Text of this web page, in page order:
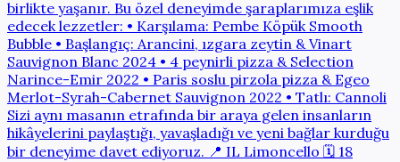
birlikte yaşanır. Bu özel deneyimde şaraplarımıza eşlik
edecek lezzetler: • Karşılama: Pembe Köpük Smooth
Bubble • Başlangıç: Arancini, ızgara zeytin & Vinart
Sauvignon Blanc 2024 • 4 peynirli pizza & Selection
Narince-Emir 2022 • Paris soslu pirzola pizza & Egeo
Merlot-Syrah-Cabernet Sauvignon 2022 • Tatlı: Cannoli
Sizi aynı masanın etrafında bir araya gelen insanların
hikâyelerini paylaştığı, yavaşladığı ve yeni bağlar kurduğu
bir deneyime davet ediyoruz. 📍 IL Limoncello 🗓️ 18